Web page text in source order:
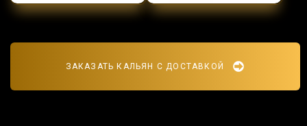
ЗАКАЗАТЬ КАЛЬЯН С ДОСТАВКОЙ